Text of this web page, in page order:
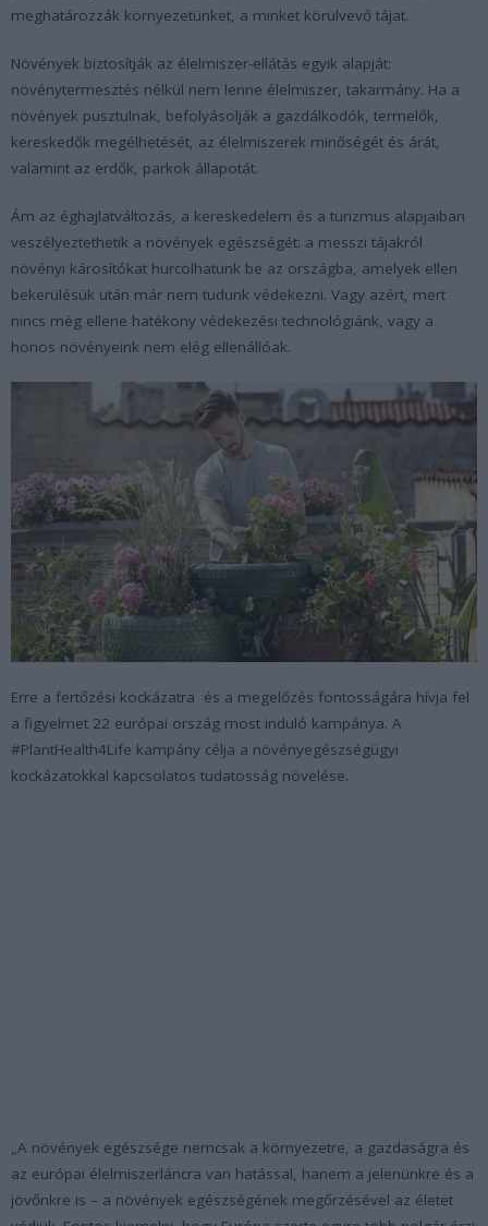
meghatározzák környezetünket, a minket körülvevő tájat.
Növények biztosítják az élelmiszer-ellátás egyik alapját:
növénytermesztés nélkül nem lenne élelmiszer, takarmány. Ha a
növények pusztulnak, befolyásolják a gazdálkodók, termelők,
kereskedők megélhetését, az élelmiszerek minőségét és árát,
valamint az erdők, parkok állapotát.
Ám az éghajlatváltozás, a kereskedelem és a turizmus alapjaiban
veszélyeztethetik a növények egészségét: a messzi tájakról
növényi károsítókat hurcolhatunk be az országba, amelyek ellen
bekerülésük után már nem tudunk védekezni. Vagy azért, mert
nincs még ellene hatékony védekezési technológiánk, vagy a
honos növényeink nem elég ellenállóak.
Erre a fertőzési kockázatra és a megelőzés fontosságára hívja fel
a figyelmet 22 európai ország most induló kampánya. A
#PlantHealth4Life kampány célja a növényegészségügyi
kockázatokkal kapcsolatos tudatosság növelése.
„A növények egészsége nemcsak a környezetre, a gazdaságra és
az európai élelmiszerláncra van hatással, hanem a jelenünkre és a
jövőnkre is – a növények egészségének megőrzésével az életet